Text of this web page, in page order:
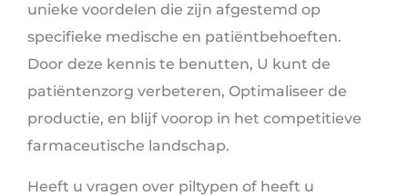
unieke voordelen die zijn afgestemd op
specifieke medische en patiëntbehoeften.
Door deze kennis te benutten, U kunt de
patiëntenzorg verbeteren, Optimaliseer de
productie, en blijf voorop in het competitieve
farmaceutische landschap.
Heeft u vragen over piltypen of heeft u